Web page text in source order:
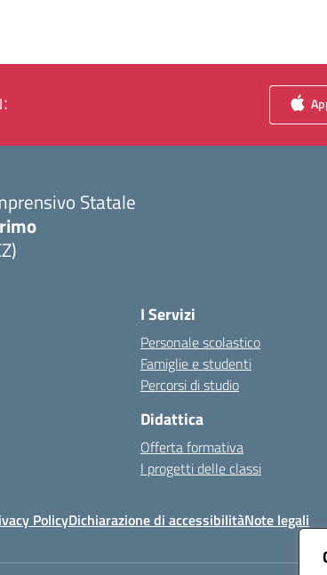
Statale
I Servizi
Personale scolastico
Famiglie e studenti
Percorsi di studio
Didattica
Offerta formativa
I progetti delle classi
PolicyDichiarazione di accessibilitàNote legali